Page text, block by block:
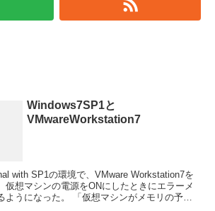
Windows7SP1と
VMwareWorkstation7
with SP1の環境で、VMware Workstation7を
仮想マシンの電源をONにしたときにエラーメ
ようになった。 「仮想マシンがメモリの予約